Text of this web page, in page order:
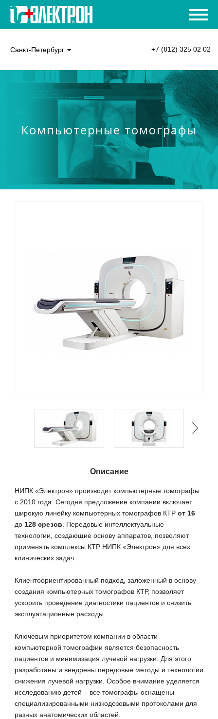
Санкт-Петербург +7 (812) 325 02 02
Компьютерные томографы
Описание
НИПК «Электрон» производит компьютерные томографы
с 2010 года. Сегодня предложение компании включает
широкую линейку компьютерных томографов КТР от 16
до 128 срезов . Передовые интеллектуальные
технологии, создающие основу аппаратов, позволяют
применять комплексы КТР НИПК «Электрон» для всех
клинических задач.
Клиентоориентированный подход, заложенный в основу
создания компьютерных томографов КТР, позволяет
ускорить проведение диагностики пациентов и снизить
эксплуатационные расходы.
Ключевым приоритетом компании в области
компьютерной томографии является безопасность
пациентов и минимизация лучевой нагрузки. Для этого
разработаны и внедрены передовые методы и технологии
снижения лучевой нагрузки. Особое внимание уделяется
исследованию детей – все томографы оснащены
специализированными низкодозовыми протоколами для
разных анатомических областей.